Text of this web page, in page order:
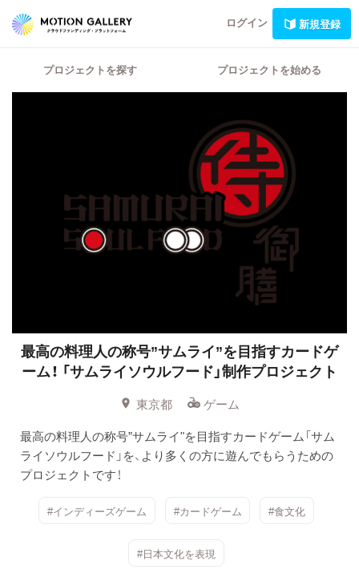
ログイン 新規登録
プロジェクトを探す プロジェクトを始める
最高の料理人の称号”サムライ”を目指すカードゲ
ーム！ 「サムライソウルフード」制作プロジェクト
東京都
ゲーム
最高の料理人の称号”サムライ"を目指すカードゲーム「サム
ライソウルフード」を、より多くの方に遊んでもらうための
プロジェクトです！
#インディーズゲーム #カードゲーム #食文化
#日本文化を表現